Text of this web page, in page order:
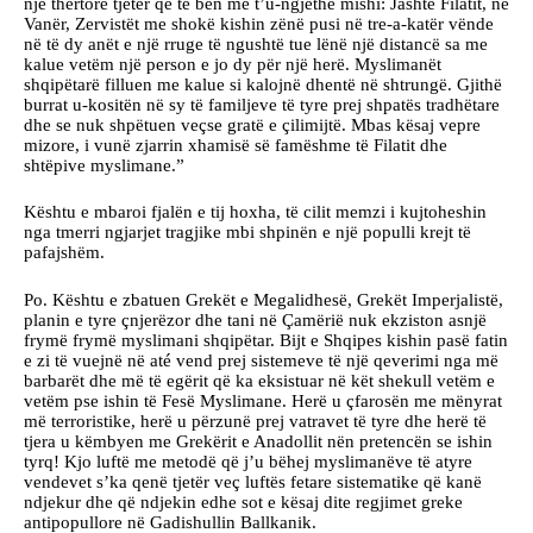
Vanër, Zervistët me shokë kishin zënë pusi në tre-a-katër vënde
në të dy anët e një rruge të ngushtë tue lënë një distancë sa me
kalue vetëm një person e jo dy për një herë. Myslimanët
shqipëtarë filluen me kalue si kalojnë dhentë në shtrungë. Gjithë
burrat u-kositën në sy të familjeve të tyre prej shpatës tradhëtare
dhe se nuk shpëtuen veçse gratë e çilimijtë. Mbas kësaj vepre
mizore, i vunë zjarrin xhamisë së famëshme të Filatit dhe
shtëpive myslimane.”
Kështu e mbaroi fjalën e tij hoxha, të cilit memzi i kujtoheshin
nga tmerri ngjarjet tragjike mbi shpinën e një populli krejt të
pafajshëm.
Po. Kështu e zbatuen Grekët e Megalidhesë, Grekët Imperjalistë,
planin e tyre çnjerëzor dhe tani në Çamërië nuk ekziston asnjë
frymë frymë myslimani shqipëtar. Bijt e Shqipes kishin pasë fatin
e zi të vuejnë në até vend prej sistemeve të një qeverimi nga më
barbarët dhe më të egërit që ka eksistuar në kët shekull vetëm e
vetëm pse ishin të Fesë Myslimane. Herë u çfarosën me mënyrat
më terroristike, herë u përzunë prej vatravet të tyre dhe herë të
tjera u këmbyen me Grekërit e Anadollit nën pretencën se ishin
tyrq! Kjo luftë me metodë që j’u bëhej myslimanëve të atyre
vendevet s’ka qenë tjetër veç luftës fetare sistematike që kanë
ndjekur dhe që ndjekin edhe sot e kësaj dite regjimet greke
antipopullore në Gadishullin Ballkanik.